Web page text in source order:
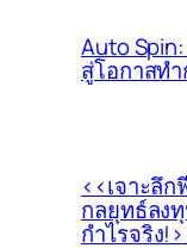
Auto
สู่โอกาสท
<<เจาะลึ
กลยุทธ์ลง
กำไรจริง